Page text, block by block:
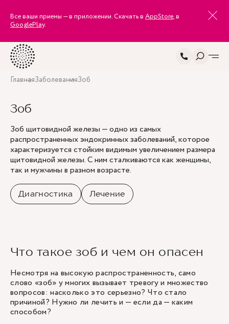
Все ваши приемы — в приложении. Скачать в AppStore, в
GooglePlay.
ГлавнаяЗаболеванияЗоб
Зоб
Зоб щитовидной железы — одно из самых
распространенных эндокринных заболеваний, которое
характеризуется стойким видимым увеличением размера
щитовидной железы. С ним сталкиваются как женщины,
так и мужчины в разном возрасте.
Диагностика Лечение
Что такое зоб и чем он опасен
Несмотря на высокую распространенность, само
слово «зоб» у многих вызывает тревогу и множество
вопросов: насколько это серьезно? Что стало
причиной? Нужно ли лечить и — если да — каким
способом?